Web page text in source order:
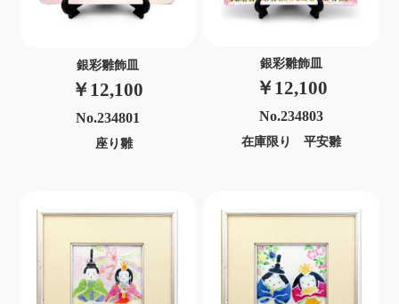
銀彩雛飾皿
￥12,100
No.234801
座り雛
銀彩雛飾皿
￥12,100
No.234803
在庫限り 平安雛